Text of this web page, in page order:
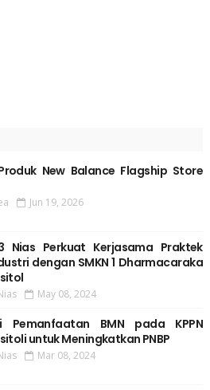
New Balance Flagship Store
Jun 19, 2026
Nias Perkuat Kerjasama Praktek
dengan SMKN 1 Dharmacaraka
May 08, 2024
Pemanfaatan BMN pada KPPN
untuk Meningkatkan PNBP
Mar 08, 2024